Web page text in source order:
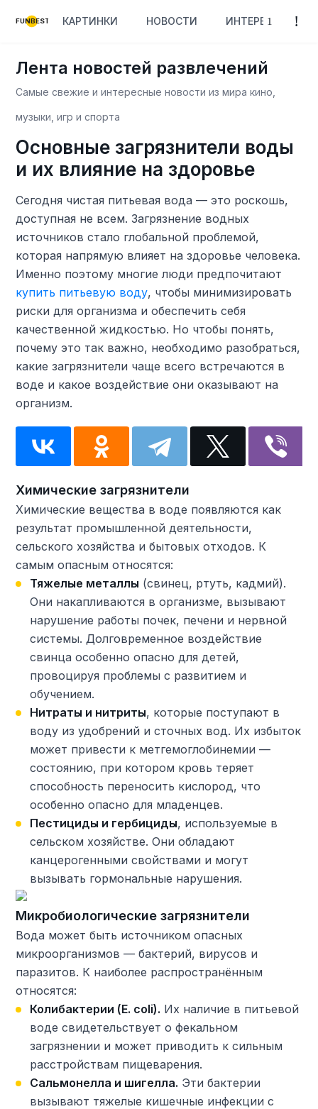
FUNBEST КАРТИНКИ НОВОСТИ ИНТЕРЕСНОЕ
Лента новостей развлечений
Самые свежие и интересные новости из мира кино,
музыки, игр и спорта
Основные загрязнители воды
и их влияние на здоровье
Сегодня чистая питьевая вода — это роскошь,
доступная не всем. Загрязнение водных
источников стало глобальной проблемой,
которая напрямую влияет на здоровье человека.
Именно поэтому многие люди предпочитают
купить питьевую воду, чтобы минимизировать
риски для организма и обеспечить себя
качественной жидкостью. Но чтобы понять,
почему это так важно, необходимо разобраться,
какие загрязнители чаще всего встречаются в
воде и какое воздействие они оказывают на
организм.
Химические загрязнители
Химические вещества в воде появляются как
результат промышленной деятельности,
сельского хозяйства и бытовых отходов. К
самым опасным относятся:
Тяжелые металлы (свинец, ртуть, кадмий).
Они накапливаются в организме, вызывают
нарушение работы почек, печени и нервной
системы. Долговременное воздействие
свинца особенно опасно для детей,
провоцируя проблемы с развитием и
обучением.
Нитраты и нитриты, которые поступают в
воду из удобрений и сточных вод. Их избыток
может привести к метгемоглобинемии —
состоянию, при котором кровь теряет
способность переносить кислород, что
особенно опасно для младенцев.
Пестициды и гербициды, используемые в
сельском хозяйстве. Они обладают
канцерогенными свойствами и могут
вызывать гормональные нарушения.
Микробиологические загрязнители
Вода может быть источником опасных
микроорганизмов — бактерий, вирусов и
паразитов. К наиболее распространённым
относятся:
Колибактерии (E. coli). Их наличие в питьевой
воде свидетельствует о фекальном
загрязнении и может приводить к сильным
расстройствам пищеварения.
Сальмонелла и шигелла. Эти бактерии
вызывают тяжелые кишечные инфекции с